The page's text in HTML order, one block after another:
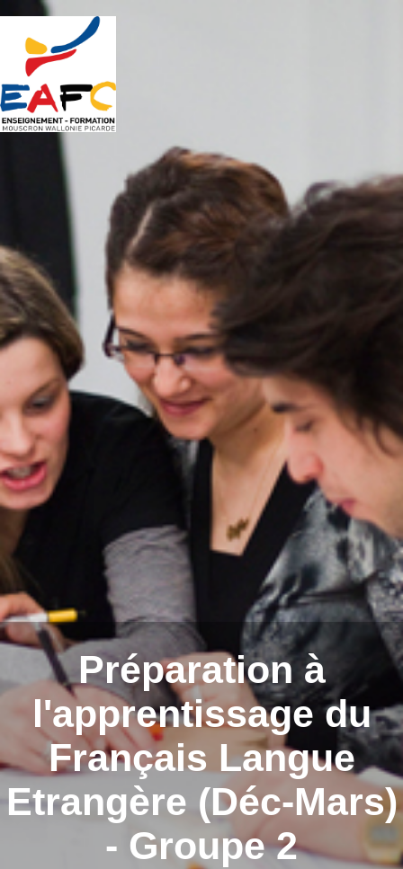
Préparation à
l'apprentissage du
Français Langue
Etrangère (Déc-Mars)
- Groupe 2